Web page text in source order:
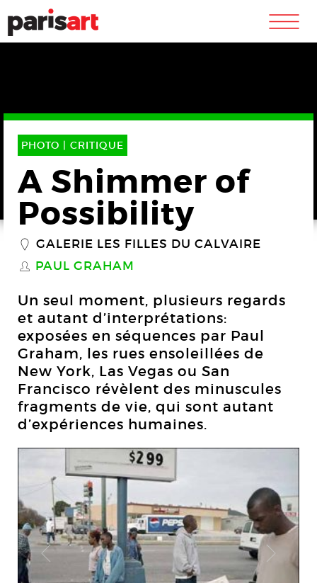
m
PHOTO | CRITIQUE
A Shimmer of
Possibility
_ GALERIE LES FILLES DU CALVAIRE
S PAUL GRAHAM
Un seul moment, plusieurs regards
et autant d’interprétations:
exposées en séquences par Paul
Graham, les rues ensoleillées de
New York, Las Vegas ou San
Francisco révèlent des minuscules
fragments de vie, qui sont autant
d’expériences humaines.